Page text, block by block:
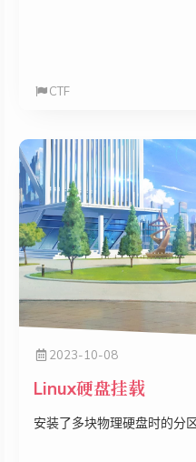
CTF
2023-10-08
Linux硬盘挂载
安装了多块物理硬盘时的分